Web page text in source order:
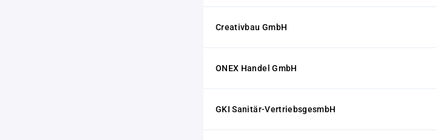
Creativbau GmbH
ONEX Handel GmbH
GKI Sanitär-VertriebsgesmbH